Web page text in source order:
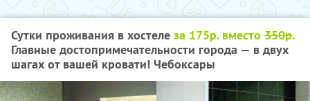
Сутки проживания в хостеле за 175р. вместо 350р.
Главные достопримечательности города — в двух
шагах от вашей кровати! Чебоксары